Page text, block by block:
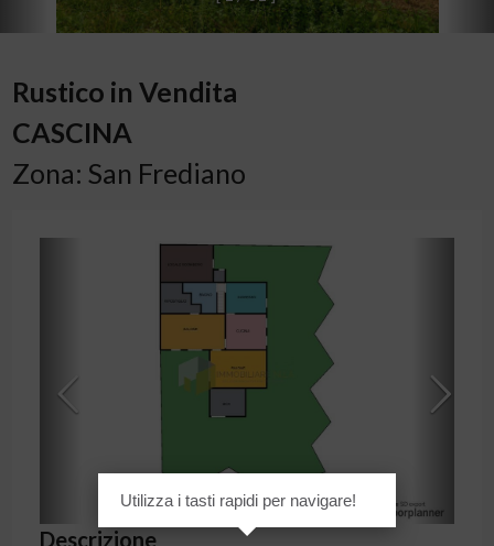
Rustico in Vendita
CASCINA
Zona: San Frediano
Descrizione
Utilizza i tasti rapidi per navigare!